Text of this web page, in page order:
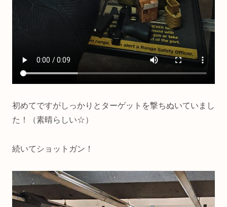
初めてですがしっかりとターゲットを撃ちぬいていまし
た！（素晴らしい☆）
続いてショットガン！